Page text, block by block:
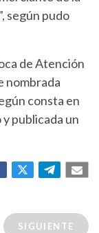
según pudo
de Atención
nombrada
consta en
publicada un
SIGUIENTE